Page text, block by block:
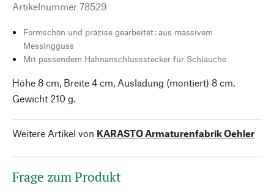
Artikelnummer 78529
Formschön und präzise gearbeitet: aus massivem
Messingguss
Mit passendem Hahnanschlussstecker für Schläuche
Höhe 8 cm, Breite 4 cm, Ausladung (montiert) 8 cm.
Gewicht 210 g.
Weitere Artikel von KARASTO Armaturenfabrik Oehler
Frage zum Produkt